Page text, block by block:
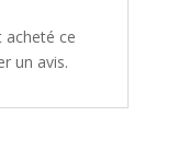
acheté ce
un avis.